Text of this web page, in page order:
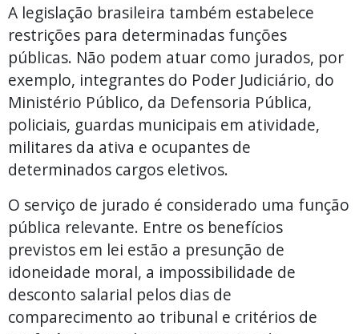
A legislação brasileira também estabelece
restrições para determinadas funções
públicas. Não podem atuar como jurados, por
exemplo, integrantes do Poder Judiciário, do
Ministério Público, da Defensoria Pública,
policiais, guardas municipais em atividade,
militares da ativa e ocupantes de
determinados cargos eletivos.
O serviço de jurado é considerado uma função
pública relevante. Entre os benefícios
previstos em lei estão a presunção de
idoneidade moral, a impossibilidade de
desconto salarial pelos dias de
comparecimento ao tribunal e critérios de